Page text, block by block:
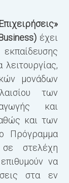
έχει
μονάδων
των
και
και των
Πρόγραμμα
στελέχη
να
στα εν